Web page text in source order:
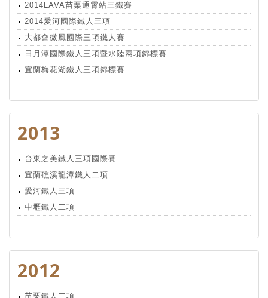
2014LAVA苗栗通霄站三鐵賽
2014愛河國際鐵人三項
大都會微風國際三項鐵人賽
日月潭國際鐵人三項暨水陸兩項錦標賽
宜蘭梅花湖鐵人三項錦標賽
2013
台東之美鐵人三項國際賽
宜蘭礁溪龍潭鐵人二項
愛河鐵人三項
中壢鐵人二項
2012
苗栗鐵人二項